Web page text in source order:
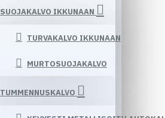
SUOJAKALVO IKKUNAAN
TURVAKALVO IKKUNAAN
MURTOSUOJAKALVO
TUMMENNUSKALVO